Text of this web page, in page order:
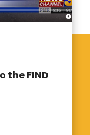
the FIND